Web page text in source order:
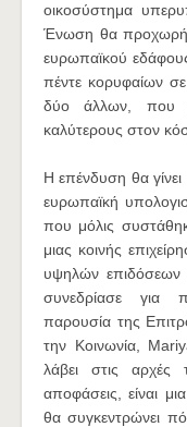
οικοσύστημα
Ένωση θα
ευρωπαϊκού
πέντε κορυφαίων
δύο άλλων, που
καλύτερους στον
H επένδυση θα
ευρωπαϊκή
που μόλις
μιας κοινής
υψηλών επιδόσεων
συνεδρίασε για
παρουσία της
την Κοινωνία,
λάβει στις αρχές
αποφάσεις, είναι
θα συγκεντρώνει